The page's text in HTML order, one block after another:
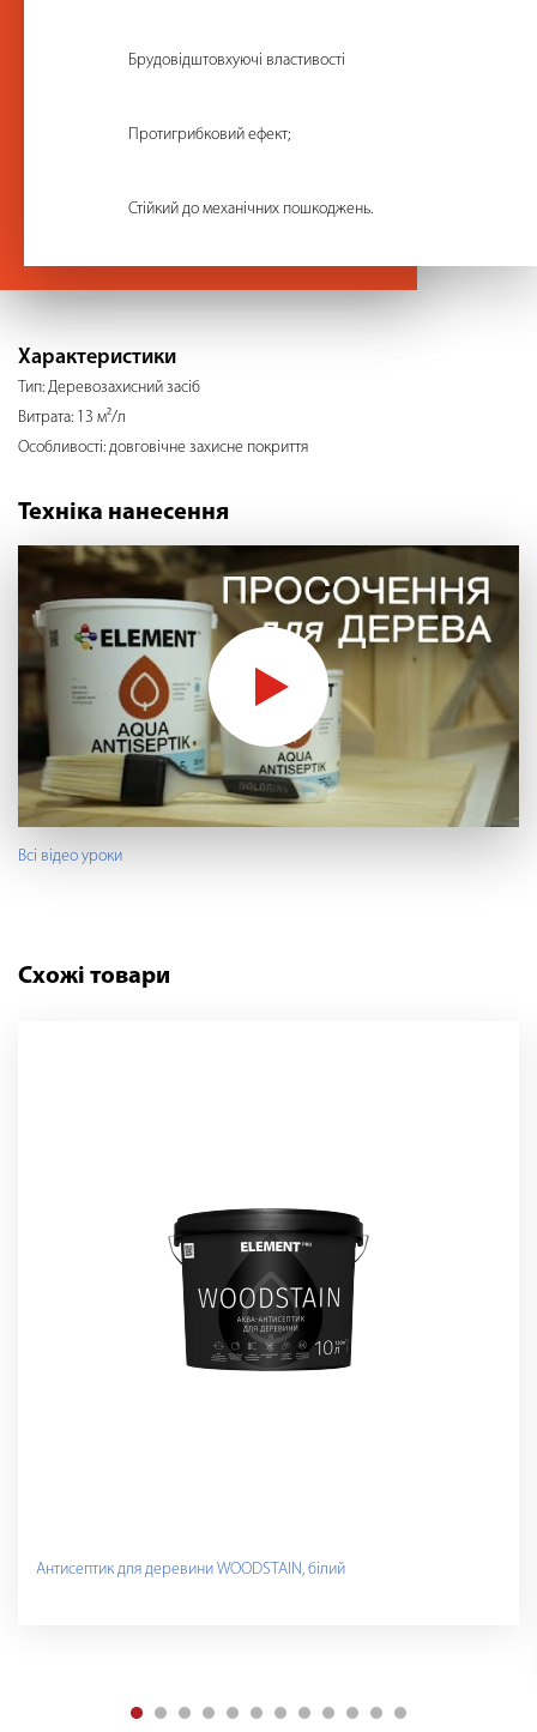
Брудовідштовхуючі властивості
Протигрибковий ефект;
Стійкий до механічних пошкоджень.
Характеристики
Тип: Деревозахисний засіб
Витрата: 13 м²/л
Особливості: довговічне захисне покриття
Техніка нанесення
Всі відео уроки
Схожі товари
Антисептик для деревини WOODSTAIN, білий